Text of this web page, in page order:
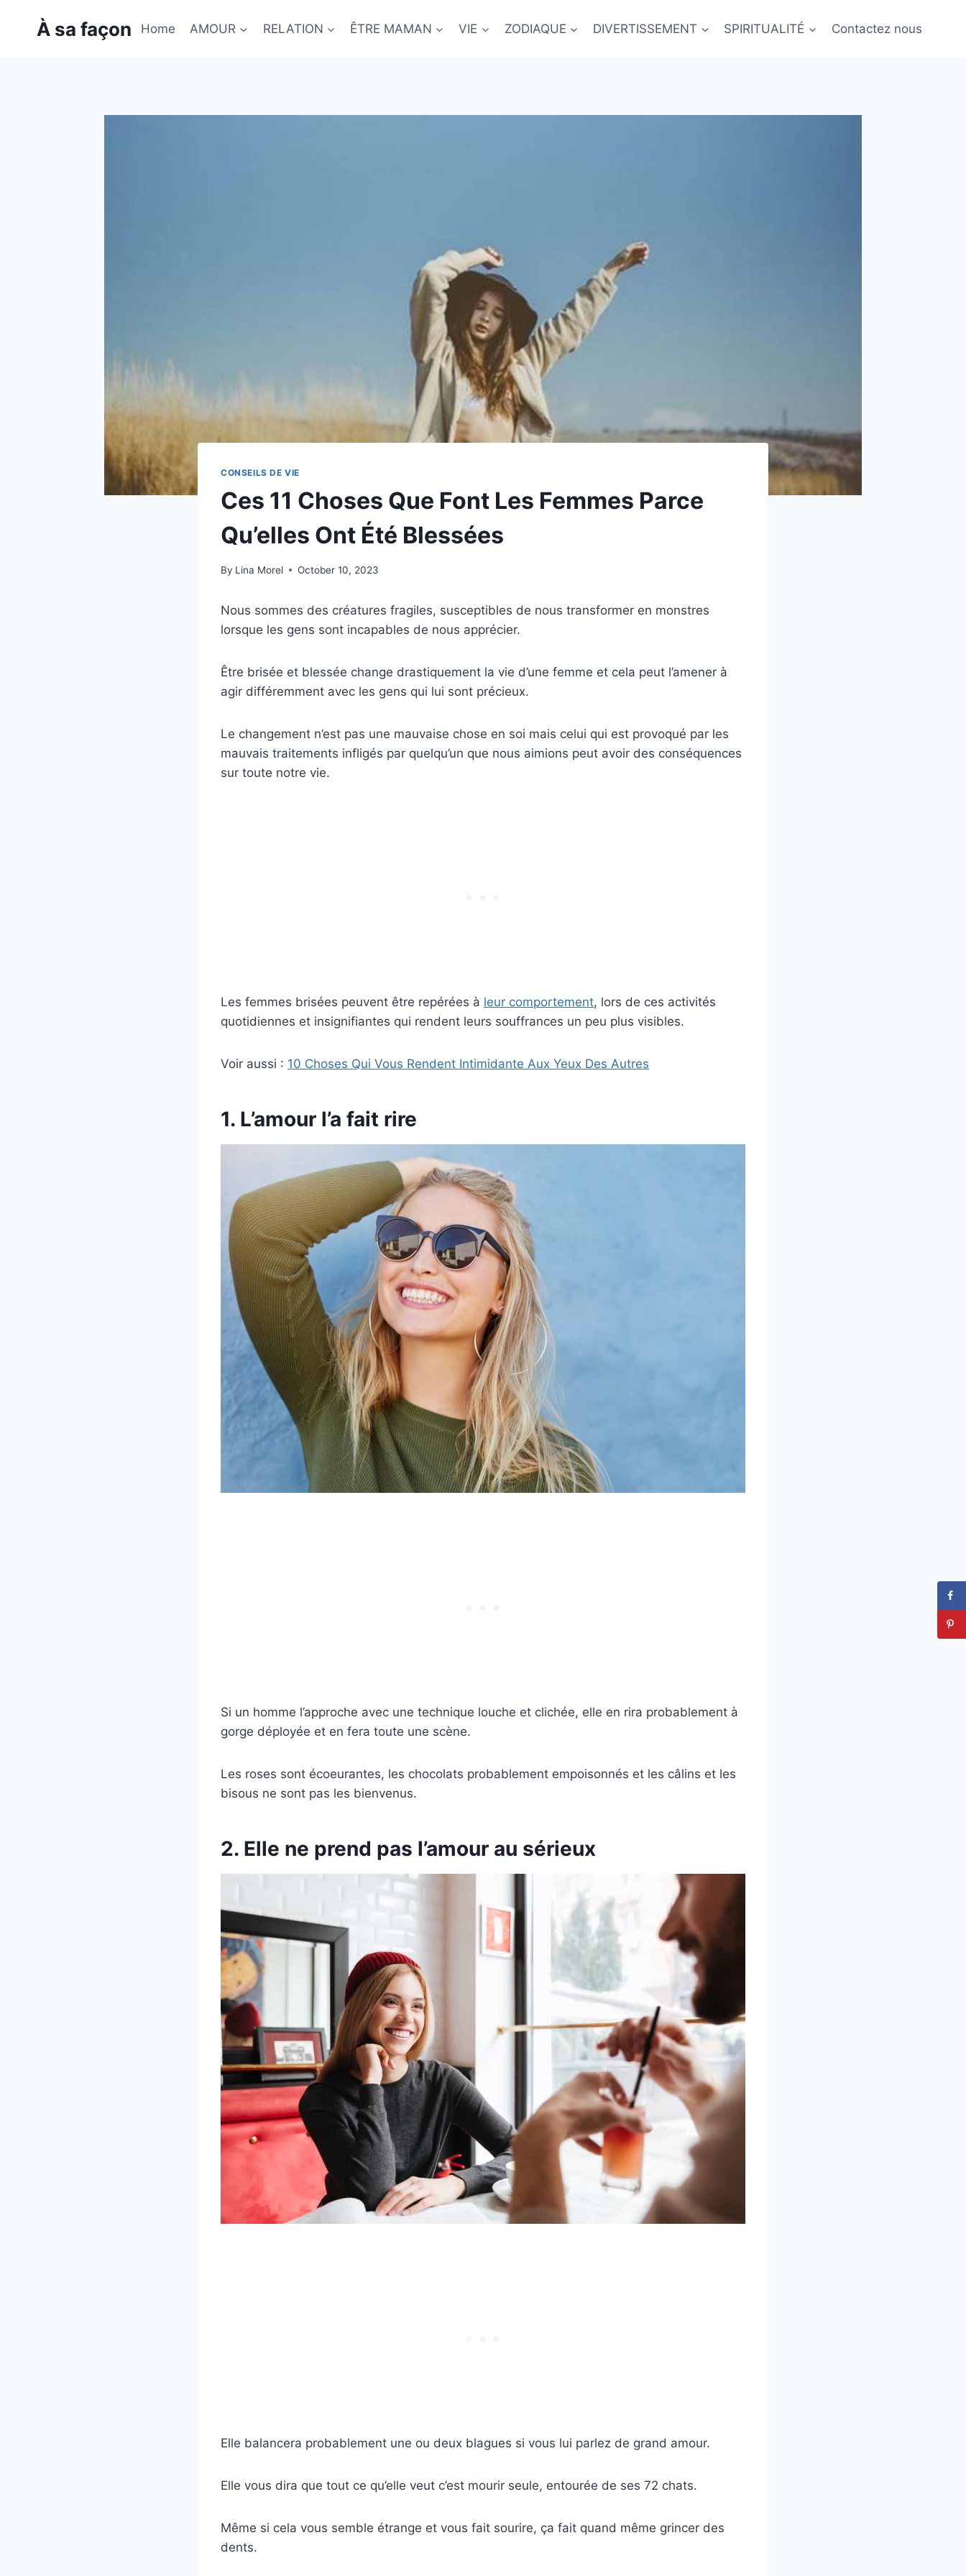
À sa façon Home AMOUR RELATION ÊTRE MAMAN VIE ZODIAQUE DIVERTISSEMENT SPIRITUALITÉ Contactez nous
CONSEILS DE VIE
Ces 11 Choses Que Font Les Femmes Parce
Qu’elles Ont Été Blessées
By Lina Morel October 10, 2023
Nous sommes des créatures fragiles, susceptibles de nous transformer en monstres
lorsque les gens sont incapables de nous apprécier.
Être brisée et blessée change drastiquement la vie d’une femme et cela peut l’amener à
agir différemment avec les gens qui lui sont précieux.
Le changement n’est pas une mauvaise chose en soi mais celui qui est provoqué par les
mauvais traitements infligés par quelqu’un que nous aimions peut avoir des conséquences
sur toute notre vie.
Les femmes brisées peuvent être repérées à leur comportement, lors de ces activités
quotidiennes et insignifiantes qui rendent leurs souffrances un peu plus visibles.
Voir aussi : 10 Choses Qui Vous Rendent Intimidante Aux Yeux Des Autres
1. L’amour l’a fait rire
Si un homme l’approche avec une technique louche et clichée, elle en rira probablement à
gorge déployée et en fera toute une scène.
Les roses sont écoeurantes, les chocolats probablement empoisonnés et les câlins et les
bisous ne sont pas les bienvenus.
2. Elle ne prend pas l’amour au sérieux
Elle balancera probablement une ou deux blagues si vous lui parlez de grand amour.
Elle vous dira que tout ce qu’elle veut c’est mourir seule, entourée de ses 72 chats.
Même si cela vous semble étrange et vous fait sourire, ça fait quand même grincer des
dents.